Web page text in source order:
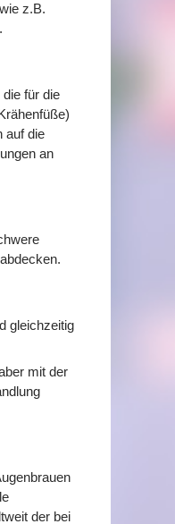
z.B.
für die
auf die
an
gleichzeitig
mit der
der bei